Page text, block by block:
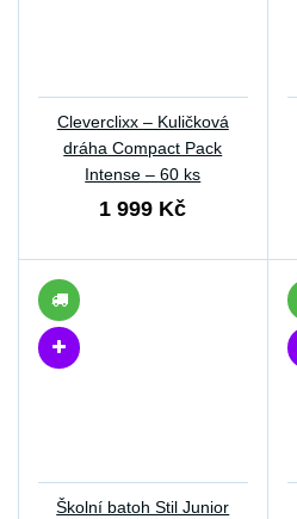
Cleverclixx – Kuličková
dráha Compact Pack
Intense – 60 ks
1 999 Kč
Školní batoh Stil Junior